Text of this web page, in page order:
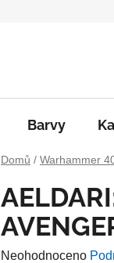
Barvy
Domů / Warhammer
Průměrné
Neohodnoceno